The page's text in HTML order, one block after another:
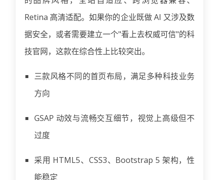
Retina 高清适配。如果你的企业既做 AI 又涉及数
据安全，或者需要建立一个"看上去权威可信"的科
技官网，这款在综合性上比较突出。
三款风格不同的首页布局，满足多种科技业务
方向
GSAP 动效与流畅交互细节，视觉上高级但不
过度
采用 HTML5、CSS3、Bootstrap 5 架构，性
能稳定